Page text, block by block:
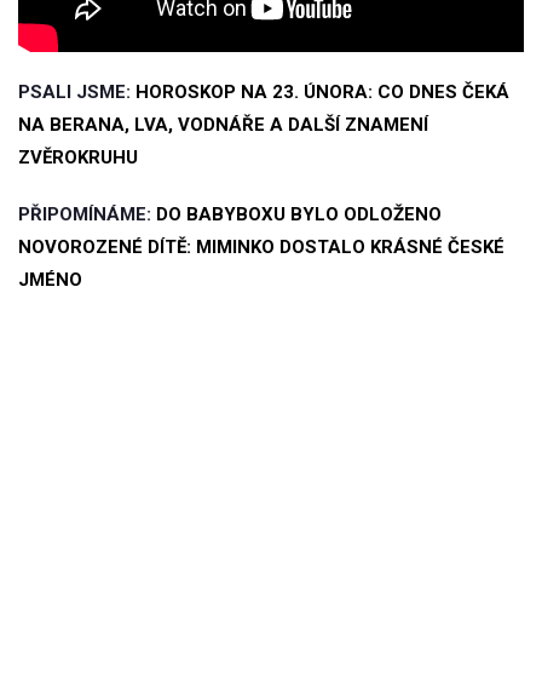
PSALI JSME: HOROSKOP NA 23. ÚNORA: CO DNES ČEKÁ
NA BERANA, LVA, VODNÁŘE A DALŠÍ ZNAMENÍ
ZVĚROKRUHU
PŘIPOMÍNÁME: DO BABYBOXU BYLO ODLOŽENO
NOVOROZENÉ DÍTĚ: MIMINKO DOSTALO KRÁSNÉ ČESKÉ
JMÉNO